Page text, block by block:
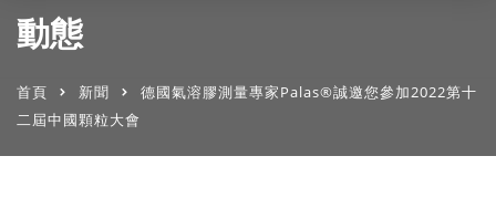
動態
首頁 新聞
德國氣溶膠測量專家Palas®誠邀您參加2022第十
二屆中國顆粒大會